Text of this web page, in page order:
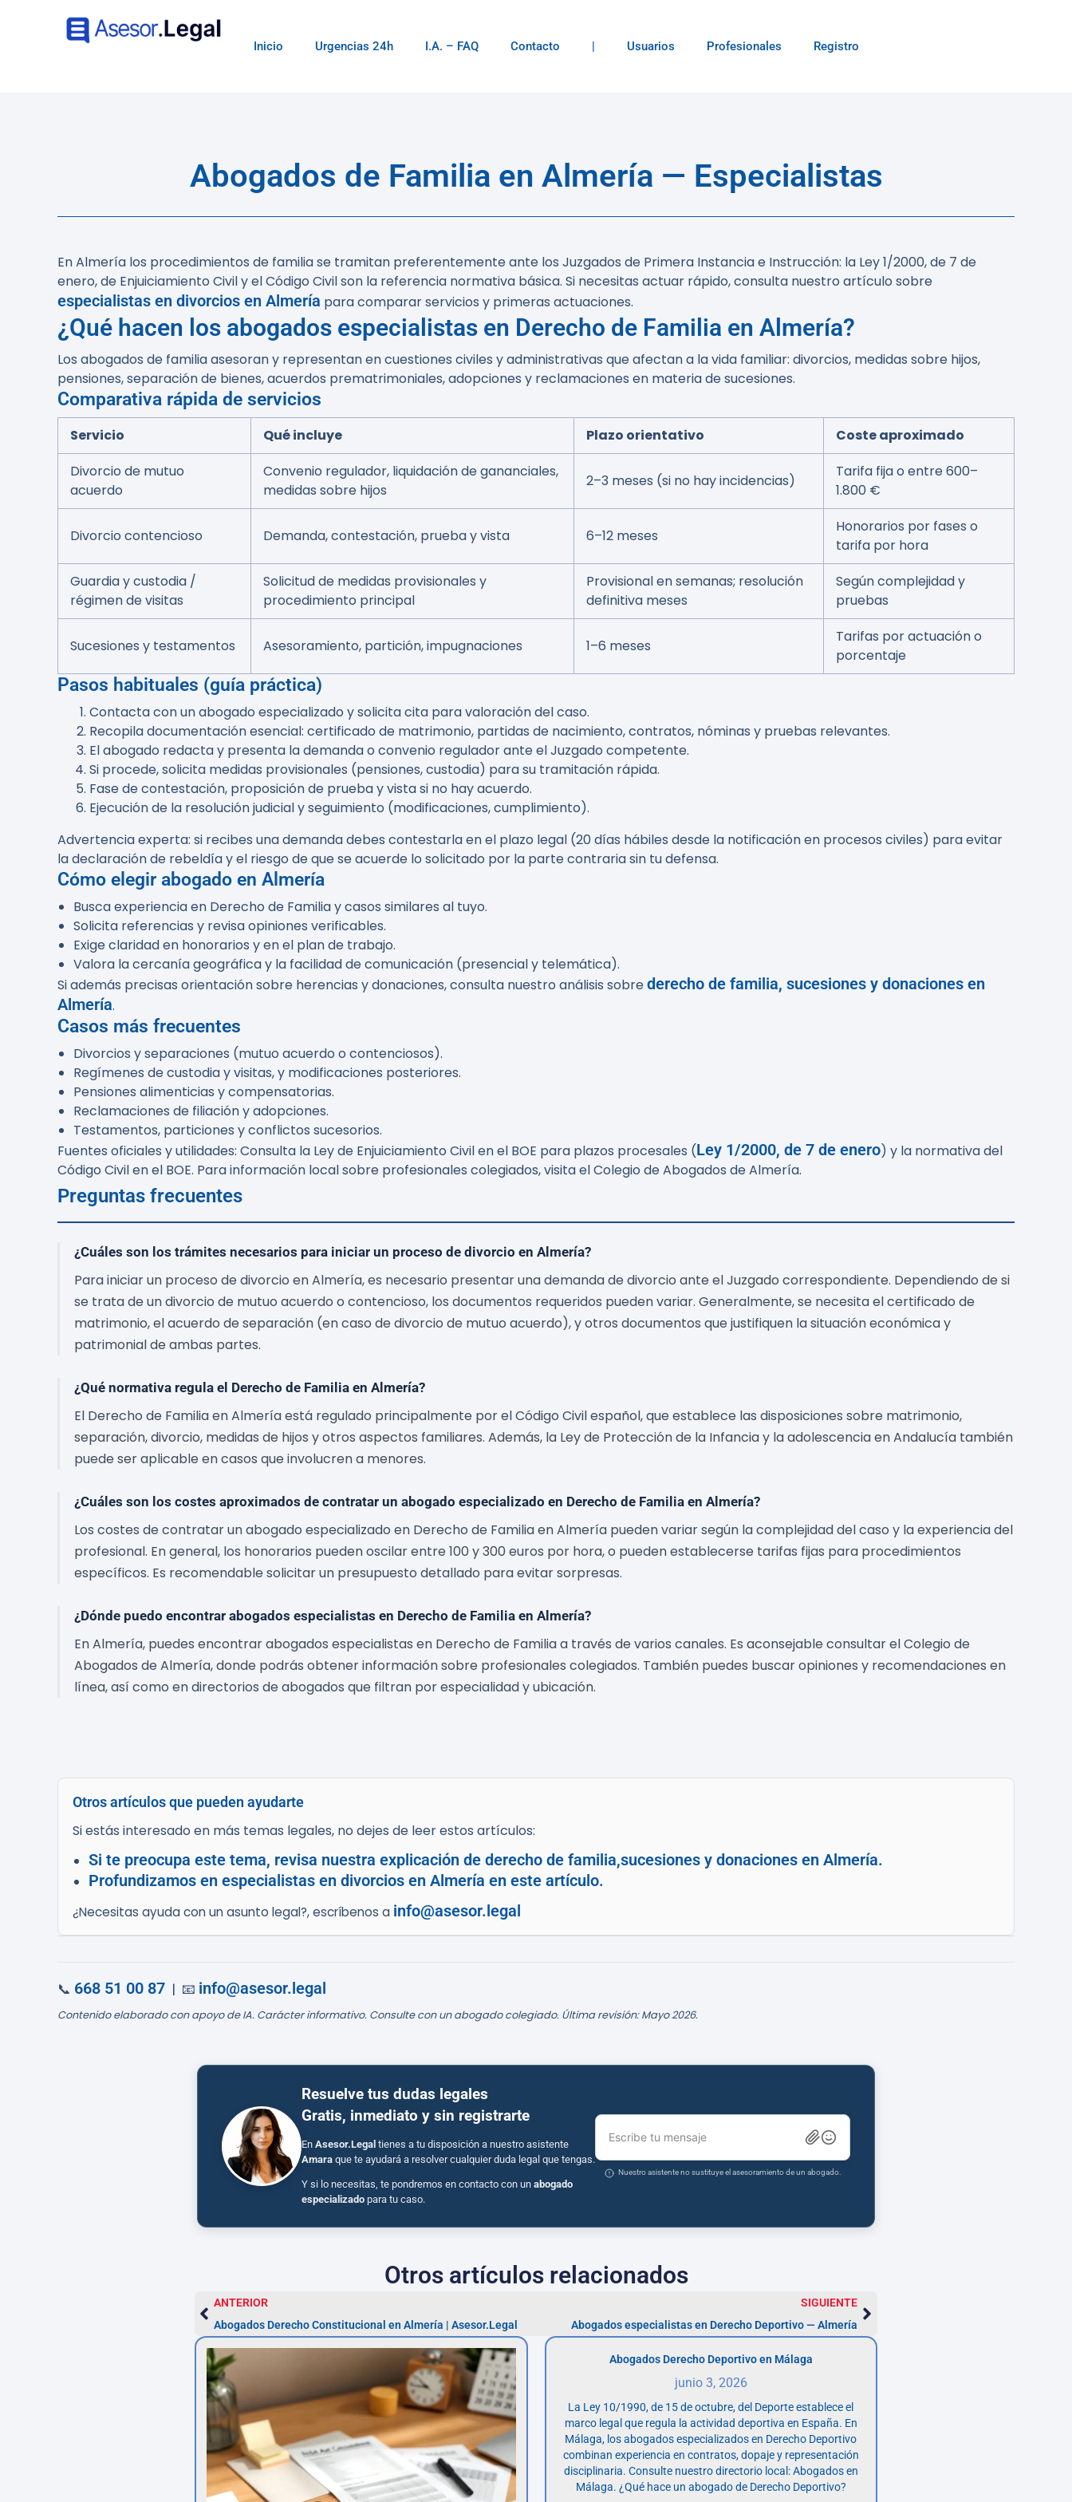
Inicio Urgencias 24h I.A. – FAQ Contacto | Usuarios Profesionales Registro
Abogados de Familia en Almería — Especialistas
En Almería los procedimientos de familia se tramitan preferentemente ante los Juzgados de Primera Instancia e Instrucción: la Ley 1/2000, de 7 de
enero, de Enjuiciamiento Civil y el Código Civil son la referencia normativa básica. Si necesitas actuar rápido, consulta nuestro artículo sobre
especialistas en divorcios en Almería para comparar servicios y primeras actuaciones.
¿Qué hacen los abogados especialistas en Derecho de Familia en Almería?
Los abogados de familia asesoran y representan en cuestiones civiles y administrativas que afectan a la vida familiar: divorcios, medidas sobre hijos,
pensiones, separación de bienes, acuerdos prematrimoniales, adopciones y reclamaciones en materia de sucesiones.
Comparativa rápida de servicios
Servicio Qué incluye Plazo orientativo
Coste aproximado
Divorcio de mutuo
acuerdo
Convenio regulador, liquidación de gananciales,
medidas sobre hijos
2–3 meses (si no hay incidencias)
Tarifa fija o entre 600–
1.800 €
Divorcio contencioso Demanda, contestación, prueba y vista 6–12 meses
Honorarios por fases o
tarifa por hora
Guardia y custodia /
régimen de visitas
Solicitud de medidas provisionales y
procedimiento principal
Provisional en semanas; resolución
definitiva meses
Según complejidad y
pruebas
Sucesiones y testamentos Asesoramiento, partición, impugnaciones 1–6 meses
Tarifas por actuación o
porcentaje
Pasos habituales (guía práctica)
Contacta con un abogado especializado y solicita cita para valoración del caso.
Recopila documentación esencial: certificado de matrimonio, partidas de nacimiento, contratos, nóminas y pruebas relevantes.
El abogado redacta y presenta la demanda o convenio regulador ante el Juzgado competente.
Si procede, solicita medidas provisionales (pensiones, custodia) para su tramitación rápida.
Fase de contestación, proposición de prueba y vista si no hay acuerdo.
Ejecución de la resolución judicial y seguimiento (modificaciones, cumplimiento).
Advertencia experta: si recibes una demanda debes contestarla en el plazo legal (20 días hábiles desde la notificación en procesos civiles) para evitar
la declaración de rebeldía y el riesgo de que se acuerde lo solicitado por la parte contraria sin tu defensa.
Cómo elegir abogado en Almería
Busca experiencia en Derecho de Familia y casos similares al tuyo.
Solicita referencias y revisa opiniones verificables.
Exige claridad en honorarios y en el plan de trabajo.
Valora la cercanía geográfica y la facilidad de comunicación (presencial y telemática).
Si además precisas orientación sobre herencias y donaciones, consulta nuestro análisis sobrederecho de familia, sucesiones y donaciones en
Almería.
Casos más frecuentes
Divorcios y separaciones (mutuo acuerdo o contenciosos).
Regímenes de custodia y visitas, y modificaciones posteriores.
Pensiones alimenticias y compensatorias.
Reclamaciones de filiación y adopciones.
Testamentos, particiones y conflictos sucesorios.
Fuentes oficiales y utilidades: Consulta la Ley de Enjuiciamiento Civil en el BOE para plazos procesales (Ley 1/2000, de 7 de enero) y la normativa del
Código Civil en el BOE. Para información local sobre profesionales colegiados, visita el Colegio de Abogados de Almería.
Preguntas frecuentes
¿Cuáles son los trámites necesarios para iniciar un proceso de divorcio en Almería?
Para iniciar un proceso de divorcio en Almería, es necesario presentar una demanda de divorcio ante el Juzgado correspondiente. Dependiendo de si
se trata de un divorcio de mutuo acuerdo o contencioso, los documentos requeridos pueden variar. Generalmente, se necesita el certificado de
matrimonio, el acuerdo de separación (en caso de divorcio de mutuo acuerdo), y otros documentos que justifiquen la situación económica y
patrimonial de ambas partes.
¿Qué normativa regula el Derecho de Familia en Almería?
El Derecho de Familia en Almería está regulado principalmente por el Código Civil español, que establece las disposiciones sobre matrimonio,
separación, divorcio, medidas de hijos y otros aspectos familiares. Además, la Ley de Protección de la Infancia y la adolescencia en Andalucía también
puede ser aplicable en casos que involucren a menores.
¿Cuáles son los costes aproximados de contratar un abogado especializado en Derecho de Familia en Almería?
Los costes de contratar un abogado especializado en Derecho de Familia en Almería pueden variar según la complejidad del caso y la experiencia del
profesional. En general, los honorarios pueden oscilar entre 100 y 300 euros por hora, o pueden establecerse tarifas fijas para procedimientos
específicos. Es recomendable solicitar un presupuesto detallado para evitar sorpresas.
¿Dónde puedo encontrar abogados especialistas en Derecho de Familia en Almería?
En Almería, puedes encontrar abogados especialistas en Derecho de Familia a través de varios canales. Es aconsejable consultar el Colegio de
Abogados de Almería, donde podrás obtener información sobre profesionales colegiados. También puedes buscar opiniones y recomendaciones en
línea, así como en directorios de abogados que filtran por especialidad y ubicación.
Otros artículos que pueden ayudarte
Si estás interesado en más temas legales, no dejes de leer estos artículos:
Si te preocupa este tema, revisa nuestra explicación de derecho de familia,sucesiones y donaciones en Almería.
Profundizamos en especialistas en divorcios en Almería en este artículo.
¿Necesitas ayuda con un asunto legal?, escríbenos a info@asesor.legal
📞 668 51 00 87 | 📧 info@asesor.legal
Contenido elaborado con apoyo de IA. Carácter informativo. Consulte con un abogado colegiado. Última revisión: Mayo 2026.
Resuelve tus dudas legales
Gratis, inmediato y sin registrarte
En Asesor.Legal tienes a tu disposición a nuestro asistente
Amara que te ayudará a resolver cualquier duda legal que tengas.
Y si lo necesitas, te pondremos en contacto con un abogado
especializado para tu caso.
Escribe tu mensaje
Nuestro asistente no sustituye el asesoramiento de un abogado.
Otros artículos relacionados
ANTERIOR
Abogados Derecho Constitucional en Almería | Asesor.Legal
SIGUIENTE
Abogados especialistas en Derecho Deportivo — Almería
Abogados Derecho Deportivo en Málaga
junio 3, 2026
La Ley 10/1990, de 15 de octubre, del Deporte establece el
marco legal que regula la actividad deportiva en España. En
Málaga, los abogados especializados en Derecho Deportivo
combinan experiencia en contratos, dopaje y representación
disciplinaria. Consulte nuestro directorio local: Abogados en
Málaga. ¿Qué hace un abogado de Derecho Deportivo?